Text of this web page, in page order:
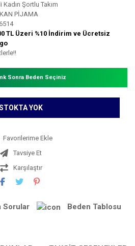
Kadın Şortlu Takım
PİJAMA
TL Üzeri %10 İndirim ve Ücretsiz
Sonra Beden Seçiniz
YOK
Tavsiye Et
Karşılaştır
Sorular Beden Tablosu